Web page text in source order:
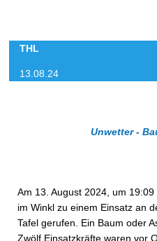
THL
13.08.24
Unwetter -
Am 13. August 2024, um
im Winkl zu einem Einsatz an
Tafel gerufen. Ein Baum oder
Zwölf Einsatzkräfte waren vor